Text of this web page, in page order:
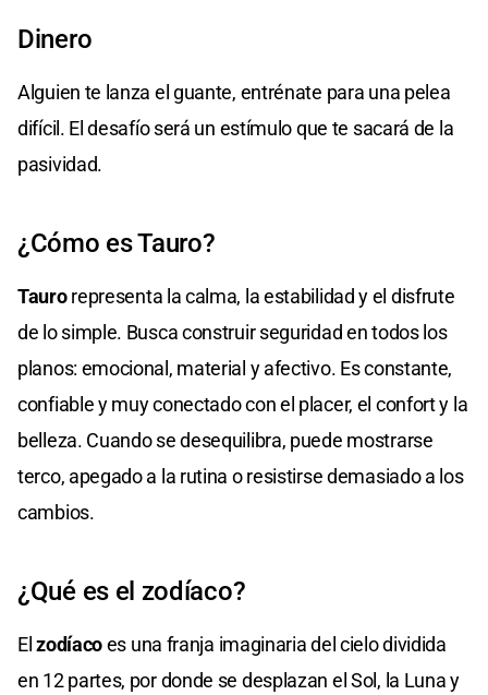
Dinero
Alguien te lanza el guante, entrénate para una pelea
difícil. El desafío será un estímulo que te sacará de la
pasividad.
¿Cómo es Tauro?
Taurorepresenta la calma, la estabilidad y el disfrute
de lo simple. Busca construir seguridad en todos los
planos: emocional, material y afectivo. Es constante,
confiable y muy conectado con el placer, el confort y la
belleza. Cuando se desequilibra, puede mostrarse
terco, apegado a la rutina o resistirse demasiado a los
cambios.
¿Qué es el zodíaco?
Elzodíacoes una franja imaginaria del cielo dividida
en 12 partes, por donde se desplazan el Sol, la Luna y